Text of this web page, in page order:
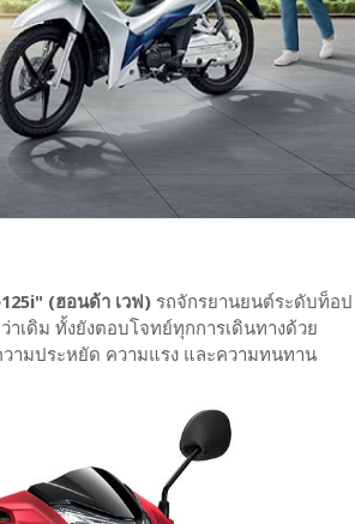
(ฮอนด้า เวฟ) รถจักรยานยนต์ระดับท็อป
เดิม ทั้งยังตอบโจทย์ทุกการเดินทางด้วย
วามประหยัด ความแรง และความทนทาน